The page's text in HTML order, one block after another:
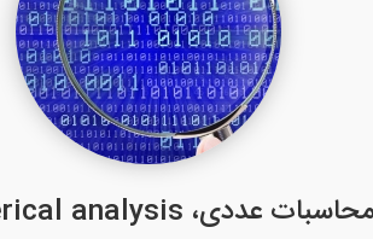
محاسبات عددی، Numerical analysis